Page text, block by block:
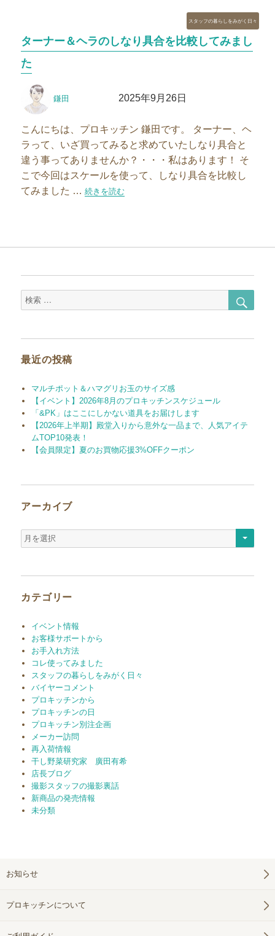
ターナー＆ヘラのしなり具合を比較してみまし
た
稿
鎌田 2025年9月26日
カ
テ
ゴ
スタッフの暮らしをみがく日々
こんにちは、プロキッチン 鎌田です。 ターナー、ヘ
ラって、いざ買ってみると求めていたしなり具合と
違う事ってありませんか？・・・私はあります！ そ
こで今回はスケールを使って、しなり具合を比較し
てみました …“ターナー＆ヘラのしなり具合を比較してみました”の
続きを読む
検
索
最近の投稿
マルチポット＆ハマグリお玉のサイズ感
【イベント】2026年8月のプロキッチンスケジュール
「&PK」はここにしかない道具をお届けします
【2026年上半期】殿堂入りから意外な一品まで、人気アイテ
ムTOP10発表！
【会員限定】夏のお買物応援3%OFFクーポン
アーカイブ
ア
ー
カテゴリー
イベント情報
お客様サポートから
お手入れ方法
コレ使ってみました
スタッフの暮らしをみがく日々
バイヤーコメント
プロキッチンから
プロキッチンの日
プロキッチン別注企画
メーカー訪問
再入荷情報
干し野菜研究家 廣田有希
店長ブログ
撮影スタッフの撮影裏話
新商品の発売情報
未分類
お知らせ
プロキッチンについて